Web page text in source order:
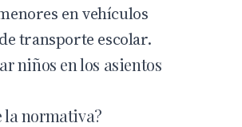
en vehículos
transporte escolar.
niños en los asientos
la normativa?